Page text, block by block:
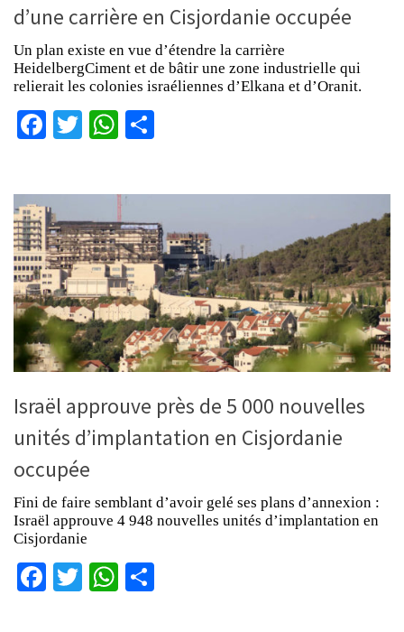
d’une carrière en Cisjordanie occupée
Un plan existe en vue d’étendre la carrière
HeidelbergCiment et de bâtir une zone industrielle qui
relierait les colonies israéliennes d’Elkana et d’Oranit.
Facebook
TwitterWhatsApp
Israël approuve près de 5 000 nouvelles
unités d’implantation en Cisjordanie
occupée
Fini de faire semblant d’avoir gelé ses plans d’annexion :
Israël approuve 4 948 nouvelles unités d’implantation en
Cisjordanie
Facebook
TwitterWhatsApp